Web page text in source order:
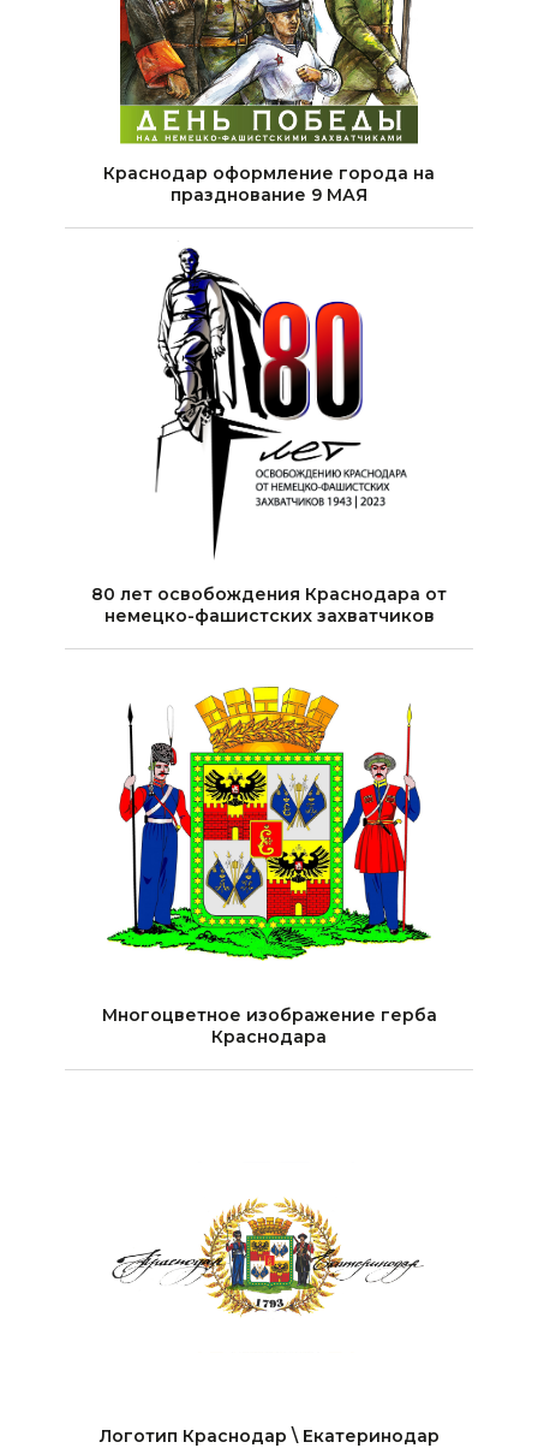
Краснодар оформление города на
празднование 9 МАЯ
80 лет освобождения Краснодара от
немецко-фашистских захватчиков
Многоцветное изображение герба
Краснодара
Логотип Краснодар \ Екатеринодар